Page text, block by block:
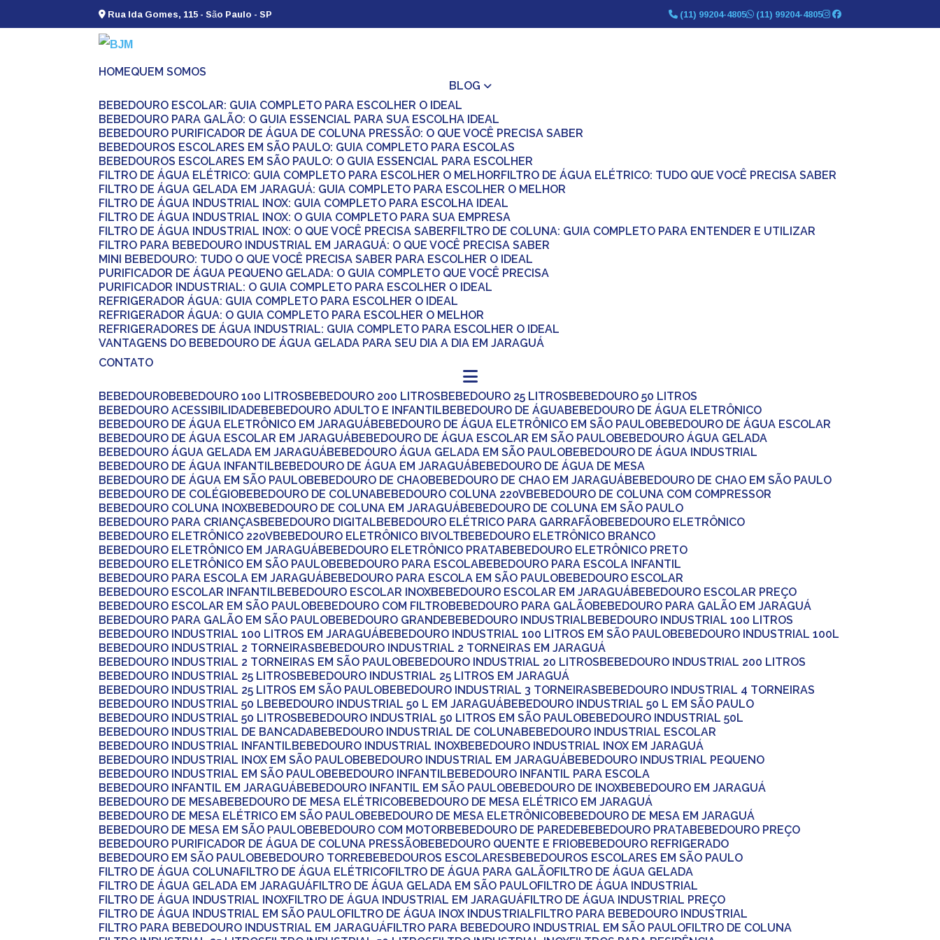
Rua Ida Gomes, 115 - São Paulo - SP (11) 99204-4805 (11) 99204-4805
HOME
QUEM SOMOS
BLOG
BEBEDOURO ESCOLAR: GUIA COMPLETO PARA ESCOLHER O IDEAL
BEBEDOURO PARA GALÃO: O GUIA ESSENCIAL PARA SUA ESCOLHA IDEAL
BEBEDOURO PURIFICADOR DE ÁGUA DE COLUNA PRESSÃO: O QUE VOCÊ PRECISA SABER
BEBEDOUROS ESCOLARES EM SÃO PAULO: GUIA COMPLETO PARA ESCOLAS
BEBEDOUROS ESCOLARES EM SÃO PAULO: O GUIA ESSENCIAL PARA ESCOLHER
FILTRO DE ÁGUA ELÉTRICO: GUIA COMPLETO PARA ESCOLHER O MELHOR FILTRO DE ÁGUA ELÉTRICO: TUDO QUE VOCÊ PRECISA SABER
FILTRO DE ÁGUA GELADA EM JARAGUÁ: GUIA COMPLETO PARA ESCOLHER O MELHOR
FILTRO DE ÁGUA INDUSTRIAL INOX: GUIA COMPLETO PARA ESCOLHA IDEAL
FILTRO DE ÁGUA INDUSTRIAL INOX: O GUIA COMPLETO PARA SUA EMPRESA
FILTRO DE ÁGUA INDUSTRIAL INOX: O QUE VOCÊ PRECISA SABER FILTRO DE COLUNA: GUIA COMPLETO PARA ENTENDER E UTILIZAR
FILTRO PARA BEBEDOURO INDUSTRIAL EM JARAGUÁ: O QUE VOCÊ PRECISA SABER
MINI BEBEDOURO: TUDO O QUE VOCÊ PRECISA SABER PARA ESCOLHER O IDEAL
PURIFICADOR DE ÁGUA PEQUENO GELADA: O GUIA COMPLETO QUE VOCÊ PRECISA
PURIFICADOR INDUSTRIAL: O GUIA COMPLETO PARA ESCOLHER O IDEAL
REFRIGERADOR ÁGUA: GUIA COMPLETO PARA ESCOLHER O IDEAL
REFRIGERADOR ÁGUA: O GUIA COMPLETO PARA ESCOLHER O MELHOR
REFRIGERADORES DE ÁGUA INDUSTRIAL: GUIA COMPLETO PARA ESCOLHER O IDEAL
VANTAGENS DO BEBEDOURO DE ÁGUA GELADA PARA SEU DIA A DIA EM JARAGUÁ
CONTATO
BEBEDOURO BEBEDOURO 100 LITROS BEBEDOURO 200 LITROS BEBEDOURO 25 LITROS
BEBEDOURO 50 LITROS
BEBEDOURO ACESSIBILIDADE
BEBEDOURO ADULTO E INFANTIL BEBEDOURO DE ÁGUA
BEBEDOURO DE ÁGUA ELETRÔNICO
BEBEDOURO DE ÁGUA ELETRÔNICO EM JARAGUÁ
BEBEDOURO DE ÁGUA ELETRÔNICO EM SÃO PAULO
BEBEDOURO DE ÁGUA ESCOLAR
BEBEDOURO DE ÁGUA ESCOLAR EM JARAGUÁ
BEBEDOURO DE ÁGUA ESCOLAR EM SÃO PAULO
BEBEDOURO ÁGUA GELADA
BEBEDOURO ÁGUA GELADA EM JARAGUÁ
BEBEDOURO ÁGUA GELADA EM SÃO PAULO
BEBEDOURO DE ÁGUA INDUSTRIAL
BEBEDOURO DE ÁGUA INFANTIL
BEBEDOURO DE ÁGUA EM JARAGUÁ
BEBEDOURO DE ÁGUA DE MESA
BEBEDOURO DE ÁGUA EM SÃO PAULO
BEBEDOURO DE CHAO BEBEDOURO DE CHAO EM JARAGUÁ
BEBEDOURO DE CHAO EM SÃO PAULO
BEBEDOURO DE COLÉGIO
BEBEDOURO DE COLUNA BEBEDOURO COLUNA 220V
BEBEDOURO DE COLUNA COM COMPRESSOR
BEBEDOURO COLUNA INOX
BEBEDOURO DE COLUNA EM JARAGUÁ
BEBEDOURO DE COLUNA EM SÃO PAULO
BEBEDOURO PARA CRIANÇAS
BEBEDOURO DIGITAL BEBEDOURO ELÉTRICO PARA GARRAFÃO
BEBEDOURO ELETRÔNICO
BEBEDOURO ELETRÔNICO 220V
BEBEDOURO ELETRÔNICO BIVOLT
BEBEDOURO ELETRÔNICO BRANCO
BEBEDOURO ELETRÔNICO EM JARAGUÁ
BEBEDOURO ELETRÔNICO PRATA
BEBEDOURO ELETRÔNICO PRETO
BEBEDOURO ELETRÔNICO EM SÃO PAULO
BEBEDOURO PARA ESCOLA
BEBEDOURO PARA ESCOLA INFANTIL
BEBEDOURO PARA ESCOLA EM JARAGUÁ
BEBEDOURO PARA ESCOLA EM SÃO PAULO
BEBEDOURO ESCOLAR
BEBEDOURO ESCOLAR INFANTIL
BEBEDOURO ESCOLAR INOX BEBEDOURO ESCOLAR EM JARAGUÁ
BEBEDOURO ESCOLAR PREÇO
BEBEDOURO ESCOLAR EM SÃO PAULO
BEBEDOURO COM FILTRO BEBEDOURO PARA GALÃO
BEBEDOURO PARA GALÃO EM JARAGUÁ
BEBEDOURO PARA GALÃO EM SÃO PAULO
BEBEDOURO GRANDE BEBEDOURO INDUSTRIAL
BEBEDOURO INDUSTRIAL 100 LITROS
BEBEDOURO INDUSTRIAL 100 LITROS EM JARAGUÁ
BEBEDOURO INDUSTRIAL 100 LITROS EM SÃO PAULO
BEBEDOURO INDUSTRIAL 100L
BEBEDOURO INDUSTRIAL 2 TORNEIRAS
BEBEDOURO INDUSTRIAL 2 TORNEIRAS EM JARAGUÁ
BEBEDOURO INDUSTRIAL 2 TORNEIRAS EM SÃO PAULO
BEBEDOURO INDUSTRIAL 20 LITROS
BEBEDOURO INDUSTRIAL 200 LITROS
BEBEDOURO INDUSTRIAL 25 LITROS
BEBEDOURO INDUSTRIAL 25 LITROS EM JARAGUÁ
BEBEDOURO INDUSTRIAL 25 LITROS EM SÃO PAULO
BEBEDOURO INDUSTRIAL 3 TORNEIRAS
BEBEDOURO INDUSTRIAL 4 TORNEIRAS
BEBEDOURO INDUSTRIAL 50 L
BEBEDOURO INDUSTRIAL 50 L EM JARAGUÁ
BEBEDOURO INDUSTRIAL 50 L EM SÃO PAULO
BEBEDOURO INDUSTRIAL 50 LITROS
BEBEDOURO INDUSTRIAL 50 LITROS EM SÃO PAULO
BEBEDOURO INDUSTRIAL 50L
BEBEDOURO INDUSTRIAL DE BANCADA
BEBEDOURO INDUSTRIAL DE COLUNA
BEBEDOURO INDUSTRIAL ESCOLAR
BEBEDOURO INDUSTRIAL INFANTIL
BEBEDOURO INDUSTRIAL INOX
BEBEDOURO INDUSTRIAL INOX EM JARAGUÁ
BEBEDOURO INDUSTRIAL INOX EM SÃO PAULO
BEBEDOURO INDUSTRIAL EM JARAGUÁ
BEBEDOURO INDUSTRIAL PEQUENO
BEBEDOURO INDUSTRIAL EM SÃO PAULO
BEBEDOURO INFANTIL
BEBEDOURO INFANTIL PARA ESCOLA
BEBEDOURO INFANTIL EM JARAGUÁ
BEBEDOURO INFANTIL EM SÃO PAULO BEBEDOURO DE INOX
BEBEDOURO EM JARAGUÁ
BEBEDOURO DE MESA
BEBEDOURO DE MESA ELÉTRICO
BEBEDOURO DE MESA ELÉTRICO EM JARAGUÁ
BEBEDOURO DE MESA ELÉTRICO EM SÃO PAULO
BEBEDOURO DE MESA ELETRÔNICO
BEBEDOURO DE MESA EM JARAGUÁ
BEBEDOURO DE MESA EM SÃO PAULO
BEBEDOURO COM MOTOR BEBEDOURO DE PAREDE BEBEDOURO PRATA
BEBEDOURO PREÇO
BEBEDOURO PURIFICADOR DE ÁGUA DE COLUNA PRESSÃO
BEBEDOURO QUENTE E FRIO
BEBEDOURO REFRIGERADO
BEBEDOURO EM SÃO PAULO
BEBEDOURO TORRE BEBEDOUROS ESCOLARES
BEBEDOUROS ESCOLARES EM SÃO PAULO
FILTRO DE ÁGUA COLUNA FILTRO DE ÁGUA ELÉTRICO FILTRO DE ÁGUA PARA GALÃO FILTRO DE ÁGUA GELADA
FILTRO DE ÁGUA GELADA EM JARAGUÁ FILTRO DE ÁGUA GELADA EM SÃO PAULO FILTRO DE ÁGUA INDUSTRIAL
FILTRO DE ÁGUA INDUSTRIAL INOX FILTRO DE ÁGUA INDUSTRIAL EM JARAGUÁ FILTRO DE ÁGUA INDUSTRIAL PREÇO
FILTRO DE ÁGUA INDUSTRIAL EM SÃO PAULO FILTRO DE ÁGUA INOX INDUSTRIAL FILTRO PARA BEBEDOURO INDUSTRIAL
FILTRO PARA BEBEDOURO INDUSTRIAL EM JARAGUÁ FILTRO PARA BEBEDOURO INDUSTRIAL EM SÃO PAULO FILTRO DE COLUNA